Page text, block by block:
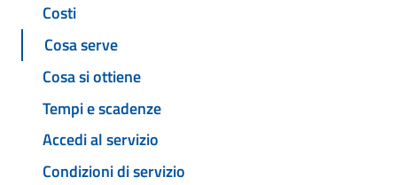
Costi
Cosa serve
Cosa si ottiene
Tempi e scadenze
Accedi al servizio
Condizioni di servizio